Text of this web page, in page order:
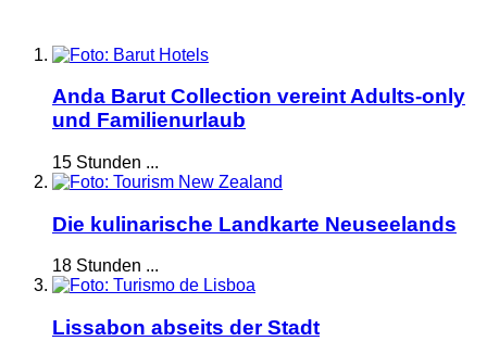
Anda Barut Collection vereint Adults-only
und Familienurlaub
15 Stunden ...
Die kulinarische Landkarte Neuseelands
18 Stunden ...
Lissabon abseits der Stadt